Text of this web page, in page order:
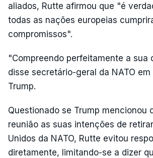
aliados, Rutte afirmou que "é
todas as nações europeias
compromissos".
"Compreendo perfeitamente a sua
disse secretário-geral da NATO
Trump.
Questionado se Trump mencionou
reunião as suas intenções de
Unidos da NATO, Rutte evitou
diretamente, limitando-se a dizer